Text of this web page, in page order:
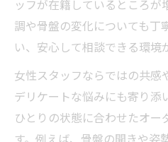
ッフが在籍しているところが
調や骨盤の変化についても丁
い、安心して相談できる環境
女性スタッフならではの共感
デリケートな悩みにも寄り添
ひとりの状態に合わせたオー
す。例えば、骨盤の開きや姿